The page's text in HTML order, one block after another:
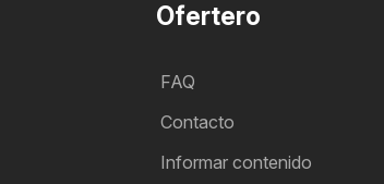
Ofertero
FAQ
Contacto
Informar contenido